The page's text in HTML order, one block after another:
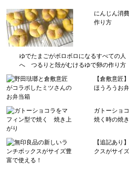
にんじん消
作り方
ゆでたまごがボロボロになるすべての人
へ つるりと殻がむけるゆで卵の作り方
【倉敷意匠
ほうろうお
ガトーショ
焼く時の焼
【追記あり
クスがサイ